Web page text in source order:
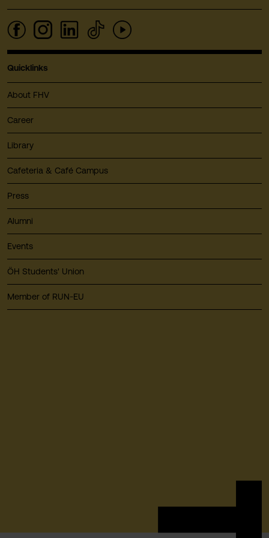
Quicklinks
About FHV
Career
Library
Cafeteria & Café Campus
Press
Alumni
Events
ÖH Students' Union
Member of RUN-EU